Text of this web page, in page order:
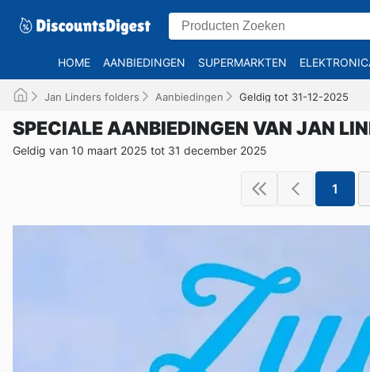
HOME AANBIEDINGEN SUPERMARKTEN
Jan Linders folders Aanbiedingen Geldig tot 31-12-2025
SPECIALE AANBIEDINGEN VAN JAN
Geldig van 10 maart 2025 tot 31 december 2025
1